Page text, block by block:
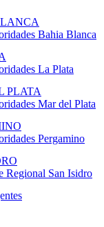
Bahia Blanca
La Plata
PLATA
Mar del Plata
Pergamino
Regional San Isidro